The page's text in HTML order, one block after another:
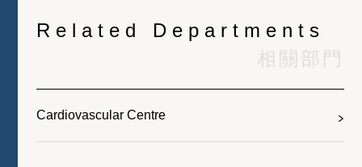
Related Departments
相關部門
Cardiovascular Centre